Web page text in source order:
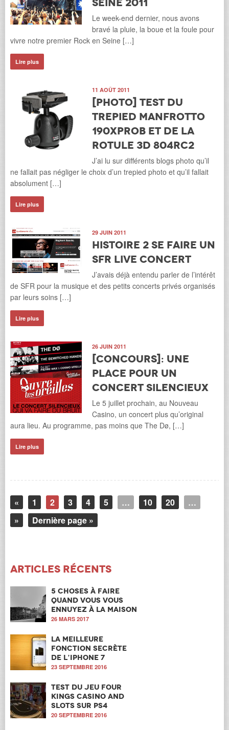
Seine 2011
Le week-end dernier, nous avons
bravé la pluie, la boue et la foule pour
vivre notre premier Rock en Seine […]
Lire plus
11 AOÛT 2011
[Photo] Test du
trepied Manfrotto
190XPROB et de la
rotule 3D 804RC2
J’ai lu sur différents blogs photo qu’il
ne fallait pas négliger le choix d’un trepied photo et qu’il fallait
absolument […]
Lire plus
29 JUIN 2011
Histoire 2 se faire un
SFR Live Concert
J’avais déjà entendu parler de l’intérêt
de SFR pour la musique et des petits concerts privés organisés
par leurs soins […]
Lire plus
26 JUIN 2011
[Concours]: une
place pour un
concert silencieux
Le 5 juillet prochain, au Nouveau
Casino, un concert plus qu’original
aura lieu. Au programme, pas moins que The Dø, […]
Lire plus
« 1 2 3 4 5 … 10 20
…
»
Dernière page »
Articles récents
5 choses à faire
quand vous vous
ennuyez à la maison
26 MARS 2017
La meilleure
fonction secrète
de l’iPhone 7
23 SEPTEMBRE 2016
Test du jeu Four
Kings Casino and
Slots sur PS4
20 SEPTEMBRE 2016